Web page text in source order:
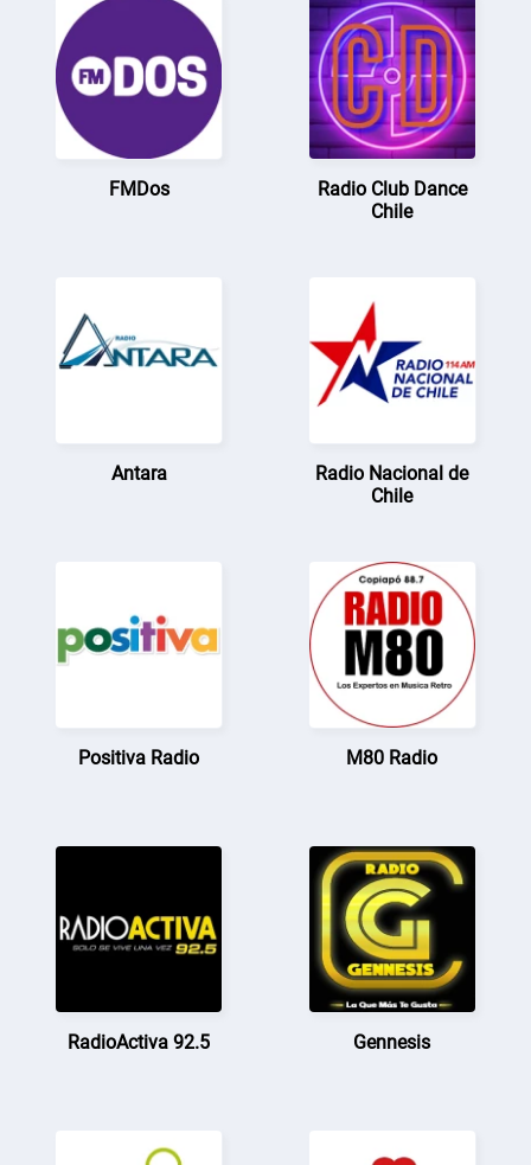
FMDos
Radio Club Dance
Chile
Antara
Radio Nacional de
Chile
Positiva Radio M80 Radio
RadioActiva 92.5 Gennesis